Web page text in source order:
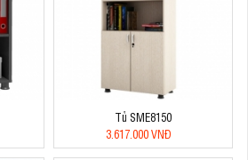
Tủ SME8150
3.617.000 VNĐ